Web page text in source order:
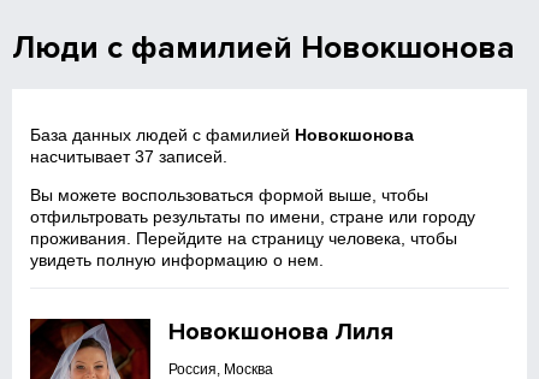
Люди с фамилией Новокшонова
База данных людей с фамилией Новокшонова
насчитывает 37 записей.
Вы можете воспользоваться формой выше, чтобы
отфильтровать результаты по имени, стране или городу
проживания. Перейдите на страницу человека, чтобы
увидеть полную информацию о нем.
Новокшонова Лиля
Россия, Москва